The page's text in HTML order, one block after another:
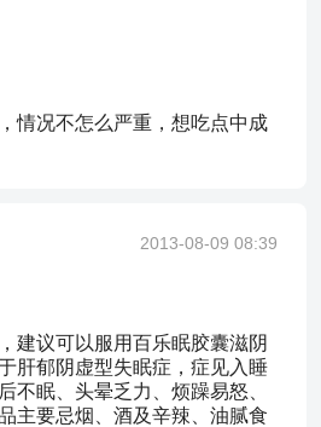
情况不怎么严重，想吃点中成
2013-08-09 08:39
建议可以服用百乐眠胶囊滋阴
肝郁阴虚型失眠症，症见入睡
不眠、头晕乏力、烦躁易怒、
主要忌烟、酒及辛辣、油腻食